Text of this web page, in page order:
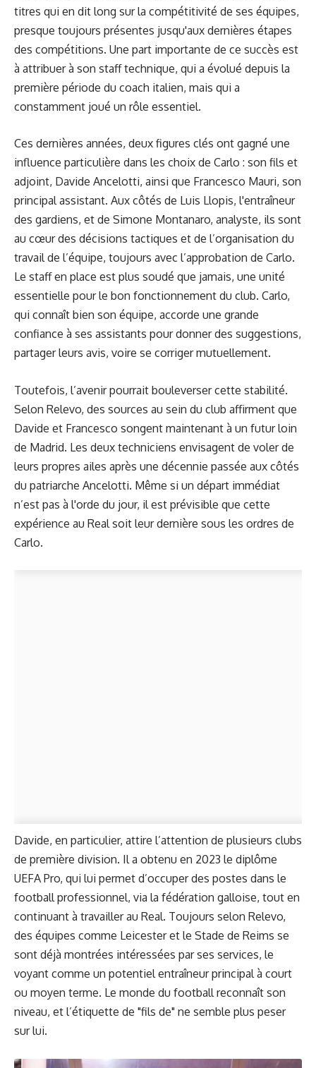
titres qui en dit long sur la compétitivité de ses équipes,
presque toujours présentes jusqu'aux dernières étapes
des compétitions. Une part importante de ce succès est
à attribuer à son staff technique, qui a évolué depuis la
première période du coach italien, mais qui a
constamment joué un rôle essentiel.
Ces dernières années, deux figures clés ont gagné une
influence particulière dans les choix de Carlo : son fils et
adjoint, Davide Ancelotti, ainsi que Francesco Mauri, son
principal assistant. Aux côtés de Luis Llopis, l'entraîneur
des gardiens, et de Simone Montanaro, analyste, ils sont
au cœur des décisions tactiques et de l’organisation du
travail de l’équipe, toujours avec l’approbation de Carlo.
Le staff en place est plus soudé que jamais, une unité
essentielle pour le bon fonctionnement du club. Carlo,
qui connaît bien son équipe, accorde une grande
confiance à ses assistants pour donner des suggestions,
partager leurs avis, voire se corriger mutuellement.
Toutefois, l’avenir pourrait bouleverser cette stabilité.
Selon Relevo, des sources au sein du club affirment que
Davide et Francesco songent maintenant à un futur loin
de Madrid. Les deux techniciens envisagent de voler de
leurs propres ailes après une décennie passée aux côtés
du patriarche Ancelotti. Même si un départ immédiat
n’est pas à l'orde du jour, il est prévisible que cette
expérience au Real soit leur dernière sous les ordres de
Carlo.
Davide, en particulier, attire l’attention de plusieurs clubs
de première division. Il a obtenu en 2023 le diplôme
UEFA Pro, qui lui permet d’occuper des postes dans le
football professionnel, via la fédération galloise, tout en
continuant à travailler au Real. Toujours selon Relevo,
des équipes comme Leicester et le Stade de Reims se
sont déjà montrées intéressées par ses services, le
voyant comme un potentiel entraîneur principal à court
ou moyen terme. Le monde du football reconnaît son
niveau, et l’étiquette de "fils de" ne semble plus peser
sur lui.